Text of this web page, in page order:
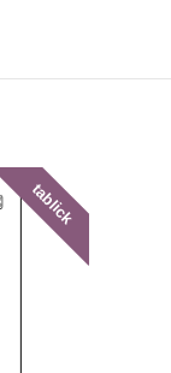
tablick